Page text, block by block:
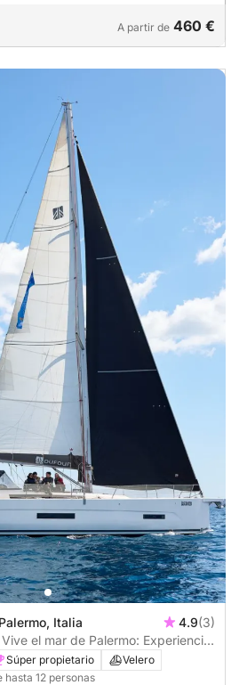
A partir de 460 €
Italia 4.9(3)
el mar de Palermo: Experiencia
o cena gourmet.
Súper propietario
Velero
hasta 12 personas